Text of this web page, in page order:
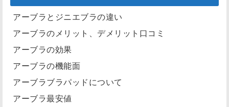
アーブラとジニエブラの違い
アーブラのメリット、デメリット口コミ
アーブラの効果
アーブラの機能面
アーブラブラパッドについて
アーブラ最安値